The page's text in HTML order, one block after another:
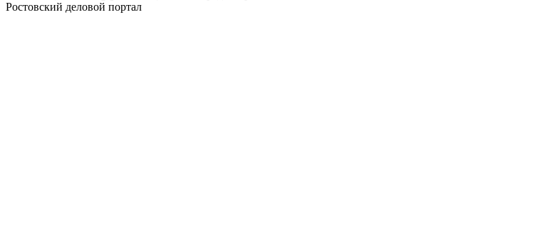
Ростовский деловой портал